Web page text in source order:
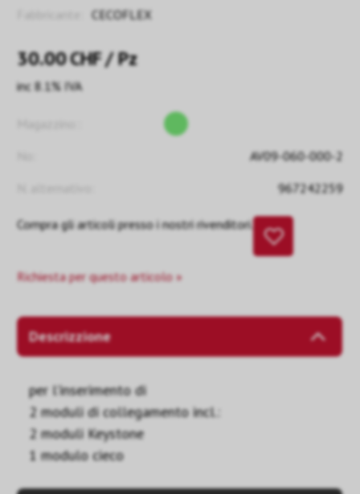
CECOFLEX
30.00CHF/ Pz
inc 8.1% IVA
AV09-060-000-2
967242259
Compra gli articoli presso i nostri rivenditori.
Richiesta per questo articolo »
Descrizzione
per l’inserimento di
2 moduli di collegamento incl.:
2 moduli Keystone
1 modulo cieco